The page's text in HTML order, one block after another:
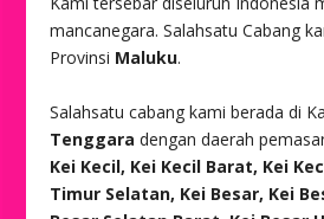
mancanegara. Salahsatu Cabang
Provinsi Maluku.
Salahsatu cabang kami berada di
Tenggaradengan daerah
Kei Kecil, Kei Kecil Barat, Kei
Timur Selatan, Kei Besar, Kei